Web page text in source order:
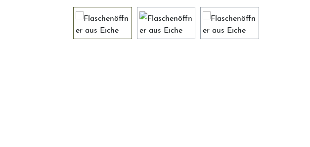
Bildergalerie überspringen